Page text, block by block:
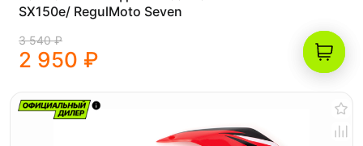
SX150e/ RegulMoto Seven
3 540 ₽
2 950 ₽